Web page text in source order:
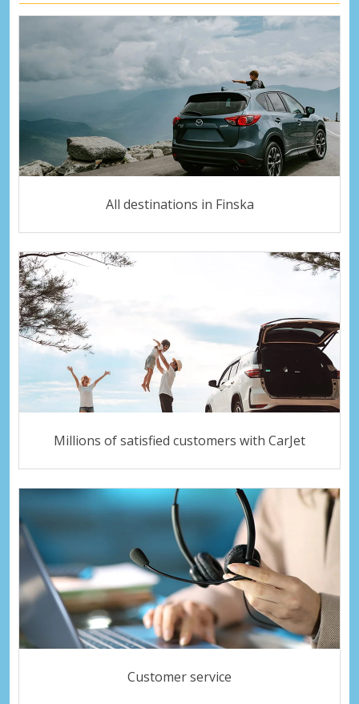
All destinations in Finska
Millions of satisfied customers with CarJet
Customer service